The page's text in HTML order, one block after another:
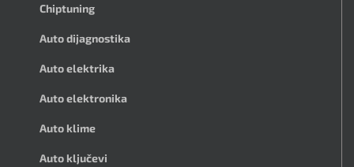
Chiptuning
Auto dijagnostika
Auto elektrika
Auto elektronika
Auto klime
Auto ključevi